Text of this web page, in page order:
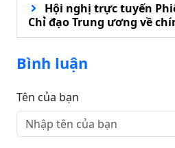
Hội nghị trực tuyến
Chỉ đạo Trung ương về
phát triển thị trường bất
Bình luận
Tên của bạn